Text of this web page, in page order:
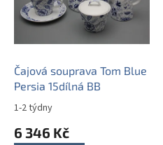
Čajová souprava Tom Blue
Persia 15dílná BB
1-2 týdny
6 346 Kč